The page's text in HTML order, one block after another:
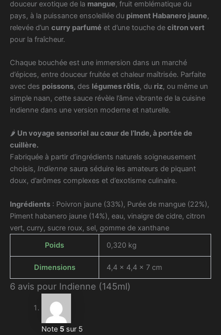
douceur exotique de la mangue, fruit emblématique du
pays, à la puissance ensoleillée du piment Habanero jaune,
relevée d’un curry parfumé et d’une touche de citron vert
pour la fraîcheur.
Chaque bouchée est une immersion dans un marché
d’épices, entre douceur fruitée et chaleur maîtrisée. Parfaite
avec des poissons, des légumes rôtis, du riz, ou même un
simple naan, cette sauce révèle l’âme vibrante de la cuisine
indienne dans une version moderne et naturelle.
🌶️ Un voyage sensoriel au cœur de l’Inde, à portée de
cuillère.
Fabriquée à partir d’ingrédients naturels soigneusement
choisis, Indienne saura séduire les amateurs de piquant
doux, d’arômes complexes et d’exotisme culinaire.
Ingrédients : Poivron jaune (33%), Purée de mangue (22%),
Piment habanero jaune (14%), eau, vinaigre de cidre, citron
vert, curry, sucre roux, sel, gomme de xanthane
Poids
0,320 kg
Dimensions 4,4 × 4,4 × 7 cm
6 avis pour Indienne (145ml)
Note 5sur 5